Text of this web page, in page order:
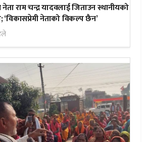
राम चन्द्र यादवलाई जिताउन स्थानीयको
‘विकासप्रेमी नेताको विकल्प छैन’